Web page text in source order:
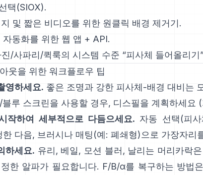
택(SIOX).
및 짧은 비디오를 위한 원클릭 배경 제거기.
자동화를 위한 웹 앱 + API.
/사파리/퀵룩의 시스템 수준 “피사체 들어올리기”
웃을 위한 워크플로우 팁
영하세요. 좋은 조명과 강한 피사체-배경 대비는
루 스크린을 사용할 경우, 디스필을 계획하세요 (
작하여 세부적으로 다듬으세요. 자동 선택(피
다음, 브러시나 매팅(예: 폐쇄형)으로 가장자리
하세요. 유리, 베일, 모션 블러, 날리는 머리카락
한 알파가 필요합니다. F/B/α를 복구하는 방법